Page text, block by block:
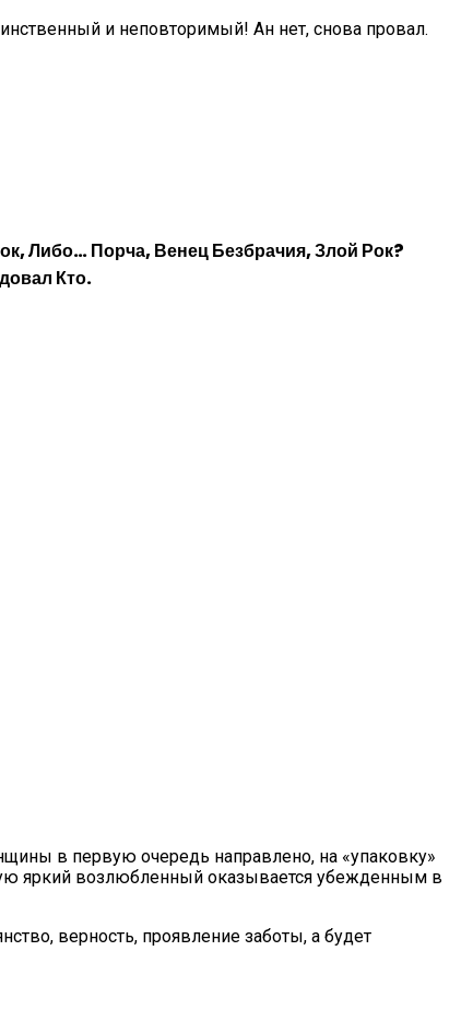
и неповторимый! Ан нет, снова провал.
Либо… Порча, Венец Безбрачия, Злой Рок?
Кто.
в первую очередь направлено, на «упаковку»
яркий возлюбленный оказывается убежденным в
верность, проявление заботы, а будет